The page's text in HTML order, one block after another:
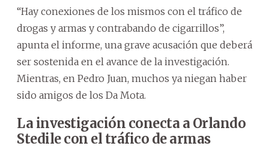
“Hay conexiones de los mismos con el tráfico de
drogas y armas y contrabando de cigarrillos”,
apunta el informe, una grave acusación que deberá
ser sostenida en el avance de la investigación.
Mientras, en Pedro Juan, muchos ya niegan haber
sido amigos de los Da Mota.
La investigación conecta a Orlando
Stedile con el tráfico de armas